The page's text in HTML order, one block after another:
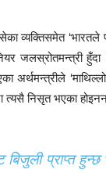
व्यक्तिसमेत ‘भारतले
जलस्रोतमन्त्री हुँदा
‘माथिल्लो
त्यसै निसृत भएका
बिजुली प्राप्त